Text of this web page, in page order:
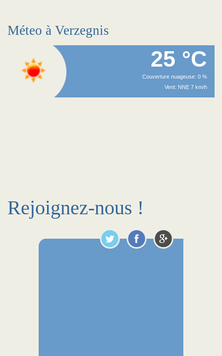
Méteo à Verzegnis
25 °C
Couverture nuageuse: 0 %
Vent: NNE 7 km/h
Rejoignez-nous !